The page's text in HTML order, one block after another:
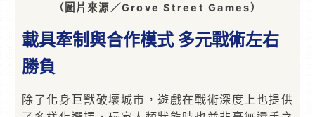
（圖片來源／Grove Street Games）
載具牽制與合作模式 多元戰術左右
勝負
除了化身巨獸破壞城市，遊戲在戰術深度上也提供